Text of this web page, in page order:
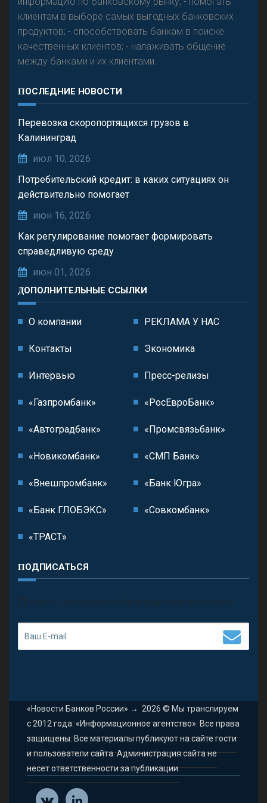
клиентам в выборе самых выгодных банковских
продуктов; - способствовать банкам в поиске
качественных клиентов; - налаживать общение
между банками и их клиентами.
ПОСЛЕДНИЕ НОВОСТИ
Перевозка скоропортящихся грузов в
Калининград
июл 10, 2026
Потребительский кредит: в каких ситуациях он
действительно помогает
июн 16, 2026
Как регулирование помогает формировать
справедливую среду
июн 01, 2026
ДОПОЛНИТЕЛЬНЫЕ ССЫЛКИ
О компании РЕКЛАМА У НАС
Контакты Экономика
Интервью Пресс-релизы
«Газпромбанк» «РосЕвроБанк»
«Автоградбанк» «Промсвязьбанк»
«Новикомбанк» «СМП Банк»
«Внешпромбанк» «Банк Югра»
«Банк ГЛОБЭКС» «Совкомбанк»
«ТРАСТ»
ПОДПИСАТЬСЯ
П олучить последние обновления и предложения.
«Новости Банков России» → 2026 © Мы транслируем
с 2012 года. «Информационное агентство». Все права
защищены. Все материалы публикуют на сайте гости
и пользователи сайта. Администрация сайта не
несет ответственности за публикации.